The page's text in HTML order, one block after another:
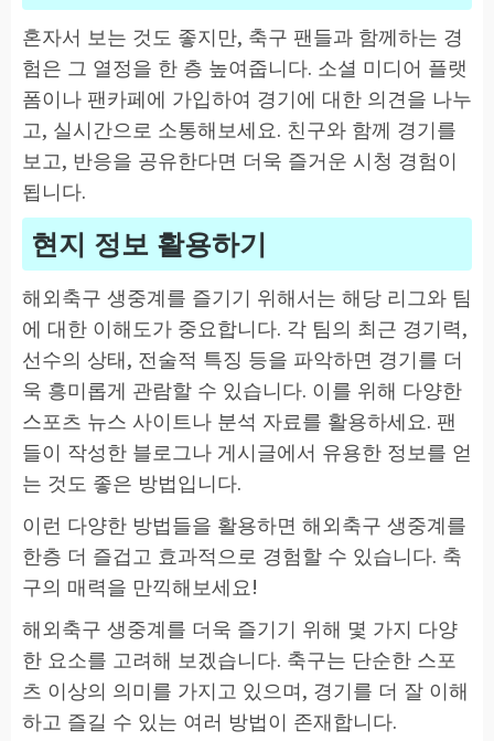
혼자서 보는 것도 좋지만, 축구 팬들과 함께하는 경
험은 그 열정을 한 층 높여줍니다. 소셜 미디어 플랫
폼이나 팬카페에 가입하여 경기에 대한 의견을 나누
고, 실시간으로 소통해보세요. 친구와 함께 경기를
보고, 반응을 공유한다면 더욱 즐거운 시청 경험이
됩니다.
현지 정보 활용하기
해외축구 생중계를 즐기기 위해서는 해당 리그와 팀
에 대한 이해도가 중요합니다. 각 팀의 최근 경기력,
선수의 상태, 전술적 특징 등을 파악하면 경기를 더
욱 흥미롭게 관람할 수 있습니다. 이를 위해 다양한
스포츠 뉴스 사이트나 분석 자료를 활용하세요. 팬
들이 작성한 블로그나 게시글에서 유용한 정보를 얻
는 것도 좋은 방법입니다.
이런 다양한 방법들을 활용하면 해외축구 생중계를
한층 더 즐겁고 효과적으로 경험할 수 있습니다. 축
구의 매력을 만끽해보세요!
해외축구 생중계를 더욱 즐기기 위해 몇 가지 다양
한 요소를 고려해 보겠습니다. 축구는 단순한 스포
츠 이상의 의미를 가지고 있으며, 경기를 더 잘 이해
하고 즐길 수 있는 여러 방법이 존재합니다.